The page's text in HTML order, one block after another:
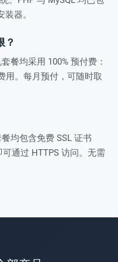
器。
？
餐均采用 100% 预付费：
用。每月预付，可随时取
均包含免费 SSL 证书
可通过 HTTPS 访问。无需